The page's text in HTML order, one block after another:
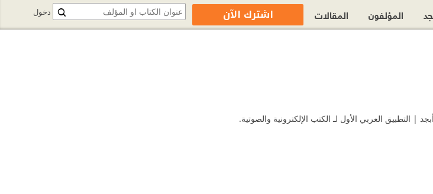
العربي الأول لـ الكتب الإلكترونية والصوتية.
دخول المؤلفون المقالات اشترك الآن